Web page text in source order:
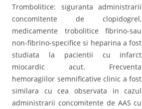
Trombolitice: siguranta administrarii
concomitente de clopidogrel,
medicamente trobolitice fibrino-sau
non-fibrino-specifice si heparina a fost
studiata la pacientii cu infarct
miocardic acut. Frecventa
hemoragiilor semnificative clinic a fost
similara cu cea observata in cazul
administrarii concomitente de AAS cu